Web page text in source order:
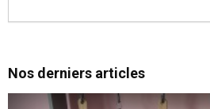
Nos derniers articles